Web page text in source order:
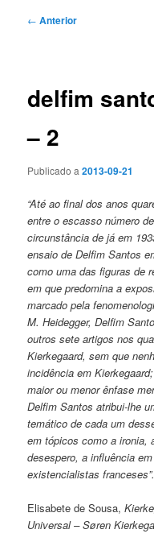
Navegação
← Anterior
delfim
– 2
Publicado a2013-09-21
“Até ao final dos anos
entre o escasso número
circunstância de já em
ensaio de Delfim Santos
como uma das figuras de
em que predomina a
marcado pela
M. Heidegger, Delfim
outros sete artigos nos
Kierkegaard, sem que
incidência em
maior ou menor ênfase
Delfim Santos atribui-lhe
temático de cada um
em tópicos como a ironia,
desespero, a influência
existencialistas franceses”.
Elisabete de Sousa,
Universal – Søren